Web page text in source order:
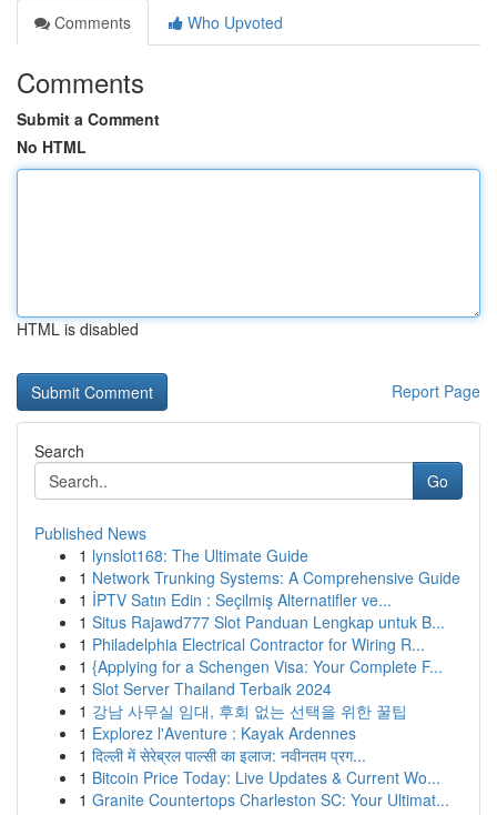
Comments
Who Upvoted
Comments
Submit a Comment
No HTML
HTML is disabled
Report Page
Search
Go
Published News
1 lynslot168: The Ultimate Guide
1 Network Trunking Systems: A Comprehensive Guide
1 İPTV Satın Edin : Seçilmiş Alternatifler ve...
1 Situs Rajawd777 Slot Panduan Lengkap untuk B...
1 Philadelphia Electrical Contractor for Wiring R...
1 {Applying for a Schengen Visa: Your Complete F...
1 Slot Server Thailand Terbaik 2024
1 강남 사무실 임대, 후회 없는 선택을 위한 꿀팁
1 Explorez l'Aventure : Kayak Ardennes
1 दिल्ली में सेरेब्रल पाल्सी का इलाज: नवीनतम प्रग...
1 Bitcoin Price Today: Live Updates & Current Wo...
1 Granite Countertops Charleston SC: Your Ultimat...